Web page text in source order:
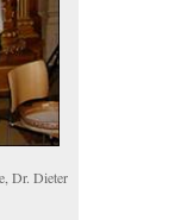
Dr. Dieter